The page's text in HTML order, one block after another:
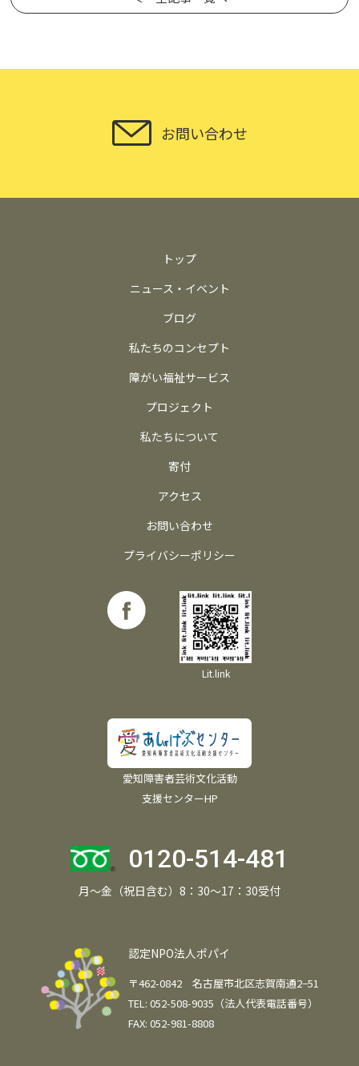
お問い合わせ
トップ
ニュース・イベント
ブログ
私たちのコンセプト
障がい福祉サービス
プロジェクト
私たちについて
寄付
アクセス
お問い合わせ
プライバシーポリシー
Lit.link
愛知障害者芸術文化活動
支援センターHP
0120-514-481
月～金（祝日含む）8：30～17：30受付
認定NPO法人ポパイ
〒462-0842 名古屋市北区志賀南通2−51
TEL: 052-508-9035（法人代表電話番号）
FAX: 052-981-8808